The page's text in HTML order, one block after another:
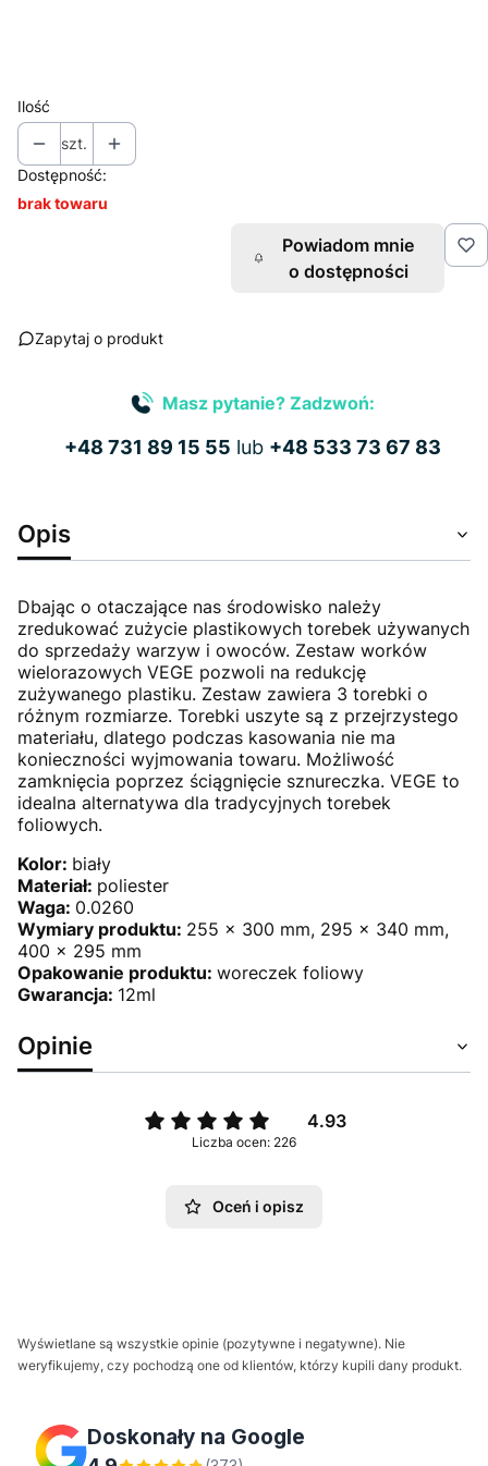
Ilość
szt.
Dostępność:
brak towaru
Powiadom mnie
o dostępności
Zapytaj o produkt
Masz pytanie? Zadzwoń:
+48 731 89 15 55 lub +48 533 73 67 83
Opis
Dbając o otaczające nas środowisko należy
zredukować zużycie plastikowych torebek używanych
do sprzedaży warzyw i owoców. Zestaw worków
wielorazowych VEGE pozwoli na redukcję
zużywanego plastiku. Zestaw zawiera 3 torebki o
różnym rozmiarze. Torebki uszyte są z przejrzystego
materiału, dlatego podczas kasowania nie ma
konieczności wyjmowania towaru. Możliwość
zamknięcia poprzez ściągnięcie sznureczka. VEGE to
idealna alternatywa dla tradycyjnych torebek
foliowych.
Kolor: biały
Materiał: poliester
Waga: 0.0260
Wymiary produktu: 255 x 300 mm, 295 x 340 mm,
400 x 295 mm
Opakowanie produktu: woreczek foliowy
Gwarancja: 12ml
Opinie
4.93
Liczba ocen: 226
Oceń i opisz
Wyświetlane są wszystkie opinie (pozytywne i negatywne). Nie
weryfikujemy, czy pochodzą one od klientów, którzy kupili dany produkt.